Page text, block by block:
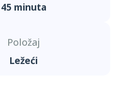
45 minuta
Položaj
Ležeći